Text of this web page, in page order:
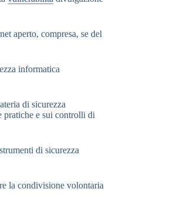
aperto, compresa, se del
informatica
di sicurezza
pratiche e sui controlli di
di sicurezza
la condivisione volontaria